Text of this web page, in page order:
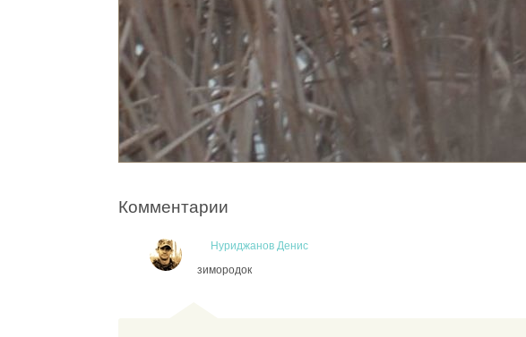
Комментарии
Нуриджанов Денис
зимородок